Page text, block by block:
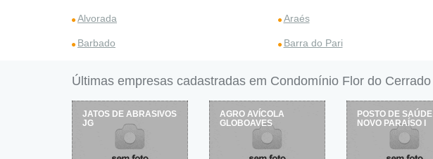
Alvorada Araés
Barbado Barra do Pari
Últimas empresas cadastradas em Condomínio Flor do Cerrado
JATOS DE ABRASIVOS
JG
AGRO AVÍCOLA
GLOBOAVES
POSTO DE SAÚDE
NOVO PARAÍSO I